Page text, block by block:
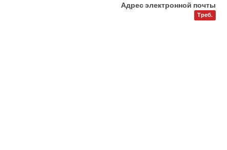
Адрес электронной почты
Треб.